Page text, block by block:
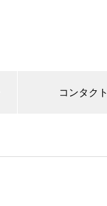
コンタクト